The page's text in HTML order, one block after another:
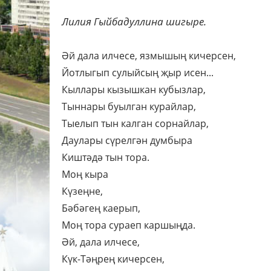
Лилия Гыйбадуллина шигыре.
Әй дала илчесе, язмышың кичерсен,
Йотлыгып сулыйсың җыр исен...
Кыллары кызышкан кубызлар,
Тыннары буылган курайлар,
Тыелып тын калган сорнайлар,
Даулары сүрелгән думбыра
Киштәдә тын тора.
Моң кыра
Күзеңне,
Бәбәгең каерып,
Моң тора сураеп каршыңда.
Әй, дала илчесе,
Күк-Тәңрең кичерсен,